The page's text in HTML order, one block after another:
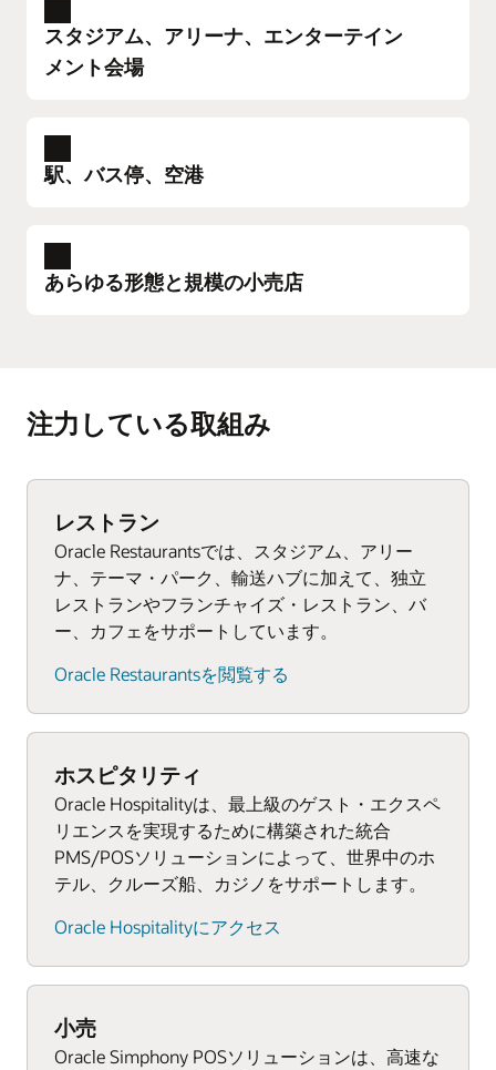
イズできます。強力な分析でロイヤルティ・プ
ログラムを管理できます。Oracle Simphonyに、
獲得する。この目標は世界中のホスピタリティ
ウド・プラットフォームです。
ルPOSタブレット
流通と収益の最適化、レポートと分析のKPI
柔軟な客室予約ツールと顧客ロイヤルティ・
プログラム管理
クラウドおよびオンプレミス・ソリューショ
ンとサードパーティ・アプリケーションの統
合
貴社施設に関する無料相談を受ける
スタジアム、アリーナ、エンターテイン
メント会場
高め、収益を向上させましょう。ファンはショ
す。Oracle Simphonyセルフサービス・キオス
ビッグ・ゲーム、チケット完売のコンサート、
一生の思い出になるような会場では、Oracle
機敏性に優れたワイヤレス・ハンドヘルド
POSタブレット
小型の売店POSシステムと会場や高級スイー
トの管理ソフトウェア
従業員スケジューリング・ソフトウェアと在
庫管理ツール
サードパーティ・レストラン・アプリとの統
合機能
会場について無料相談を受ける
スポーツ・エンターテインメント向けソリュー
駅、バス停、空港
度な旅行シーズン分析およびレポートにより、
日の旅行者が求めるスピードで注文を処理でき
ます。
Simphony POSシステムが作業負荷を簡単に管理
しているのを目にするでしょう。
堅牢で小型のPOS端末と使いやすいハンドヘ
ルドおよび据置型POSタブレット
ツール
従業員スケジューリング・ソフトウェアと在
クラウドベースのレポートおよび分析ツール
と従業員スケジューリング・ソフトウェア
サードパーティ・レストラン・アプリとの統
合サポート
店舗について無料相談を受ける
あらゆる形態と規模の小売店
験のカスタマイズ、販売の向上を実現します。
ンを使用すれば、小売業者は顧客の需要を予測
に刺激を与えることができます。
Oracle Simphonyの小売POSハードウェアは、注
文処理に高度な分析と強力なレポートを組み合
わせたものです。
堅牢でフル装備のPOSワークステーション
ス管理、需要予測
最適化サービスと商品財務計画の提供
サードパーティ・アプリケーションの統合
Oracle Retailのデモをリクエストする
Oracle Retail POSシステムの詳細
注力している取組み
レストラン
Oracle Restaurantsでは、スタジアム、アリー
ナ、テーマ・パーク、輸送ハブに加えて、独立
レストランやフランチャイズ・レストラン、バ
ー、カフェをサポートしています。
Oracle Restaurantsを閲覧する
ホスピタリティ
Oracle Hospitalityは、最上級のゲスト・エクスペ
リエンスを実現するために構築された統合
PMS/POSソリューションによって、世界中のホ
テル、クルーズ船、カジノをサポートします。
Oracle Hospitalityにアクセス
小売
Oracle Simphony POSソリューションは、高速な